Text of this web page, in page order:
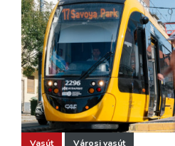
Vasút Városi vasút